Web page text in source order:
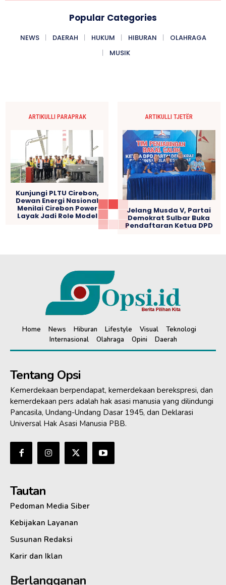
Popular Categories
NEWS DAERAH HUKUM HIBURAN
OLAHRAGA
MUSIK
ARTIKULLI PARAPRAK
Kunjungi PLTU Cirebon,
Dewan Energi Nasional
Menilai Cirebon Power
Layak Jadi Role Model
ARTIKULLI TJETËR
Jelang Musda V, Partai
Demokrat Sulbar Buka
Pendaftaran Ketua DPD